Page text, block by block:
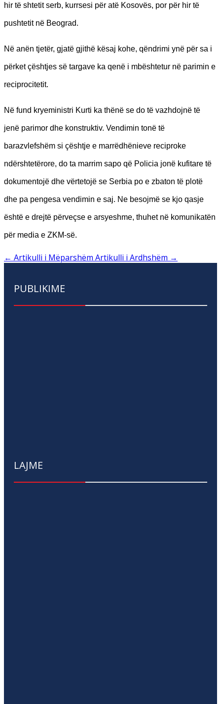
hir të shtetit serb, kurrsesi për atë Kosovës, por për hir të
pushtetit në Beograd.
Në anën tjetër, gjatë gjithë kësaj kohe, qëndrimi ynë për sa i
përket çështjes së targave ka qenë i mbështetur në parimin e
reciprocitetit.
Në fund kryeministri Kurti ka thënë se do të vazhdojnë të
jenë parimor dhe konstruktiv. Vendimin tonë të
barazvlefshëm si çështje e marrëdhënieve reciproke
ndërshtetërore, do ta marrim sapo që Policia jonë kufitare të
dokumentojë dhe vërtetojë se Serbia po e zbaton të plotë
dhe pa pengesa vendimin e saj. Ne besojmë se kjo qasje
është e drejtë përveçse e arsyeshme, thuhet në komunikatën
për media e ZKM-së.
← Artikulli i Mëparshëm Artikulli i Ardhshëm →
PUBLIKIME
LAJME